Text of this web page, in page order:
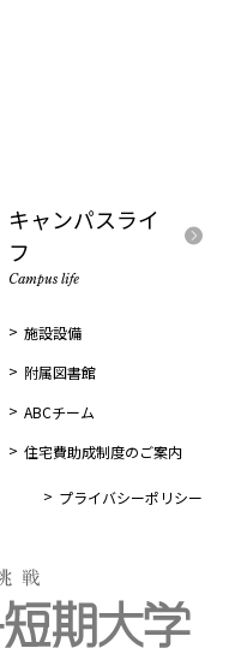
キャンパスライ
フ
Campus life
施設設備
附属図書館
ABCチーム
住宅費助成制度のご案内
プライバシーポリシー